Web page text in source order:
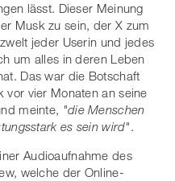
lässt. Dieser Meinung
Musk zu sein, der X zum
jeder Userin und jedes
um alles in deren Leben
Das war die Botschaft
vor vier Monaten an seine
meinte, "die Menschen
es sein wird".
Audioaufnahme des
welche der Online-